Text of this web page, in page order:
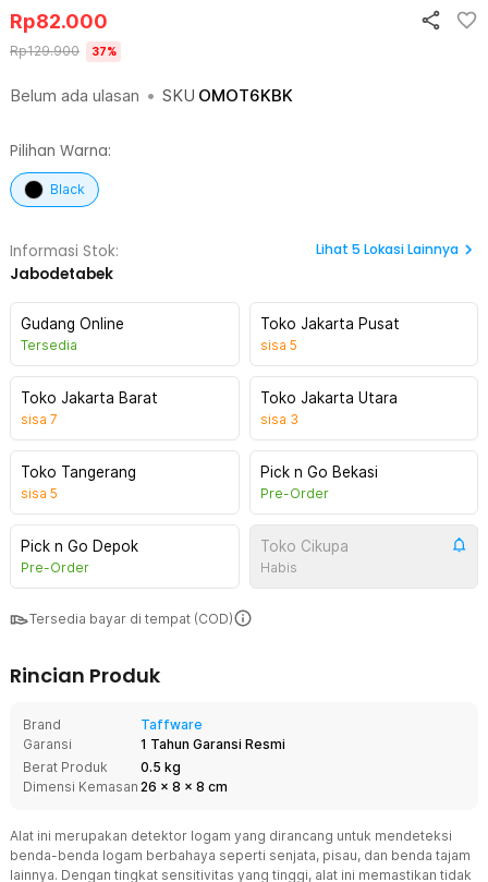
Belum ada ulasan • SKU OMOT6KBK
Rp82.000
Rp129.900 37%
Pilihan Warna:
Black
Informasi Stok:
Jabodetabek
Lihat 5 Lokasi Lainnya
Gudang Online
Tersedia
Toko Jakarta Pusat
sisa 5
Toko Jakarta Barat
sisa 7
Toko Jakarta Utara
sisa 3
Toko Tangerang
sisa 5
Pick n Go Bekasi
Pre-Order
Pick n Go Depok
Pre-Order
Toko Cikupa
Habis
Tersedia bayar di tempat (COD)
Rincian Produk
Brand
Taffware
Garansi
1 Tahun Garansi Resmi
Berat Produk
0.5 kg
Dimensi Kemasan 26 x 8 x 8 cm
Alat ini merupakan detektor logam yang dirancang untuk mendeteksi
benda-benda logam berbahaya seperti senjata, pisau, dan benda tajam
lainnya. Dengan tingkat sensitivitas yang tinggi, alat ini memastikan tidak